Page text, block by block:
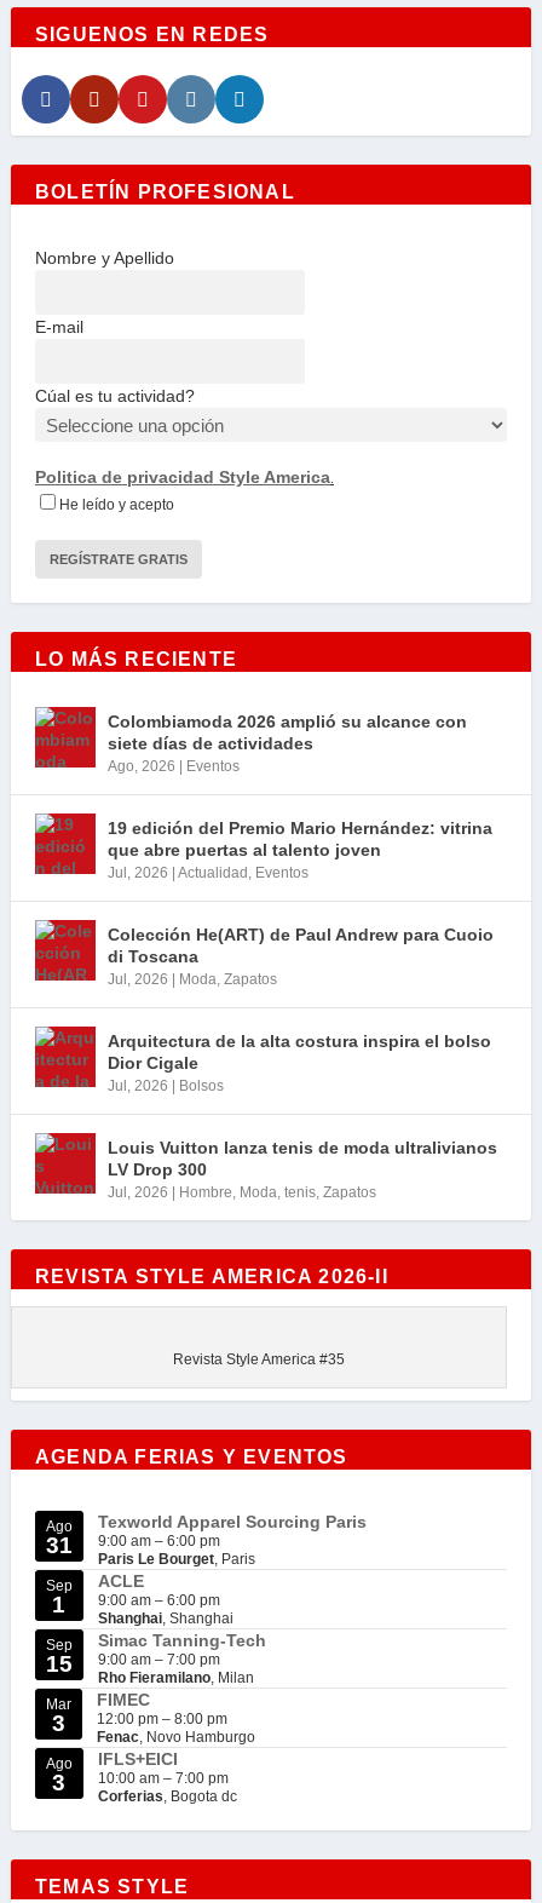
SIGUENOS EN REDES
BOLETÍN PROFESIONAL
Nombre y Apellido
E-mail
Cúal es tu actividad?
Politica de privacidad Style America.
He leído y acepto
LO MÁS RECIENTE
Colombiamoda 2026 amplió su alcance con
siete días de actividades
Ago, 2026 Eventos
19 edición del Premio Mario Hernández: vitrina
que abre puertas al talento joven
Jul, 2026 Actualidad , Eventos
Colección He(ART) de Paul Andrew para Cuoio
di Toscana
Jul, 2026 Moda, Zapatos
Arquitectura de la alta costura inspira el bolso
Dior Cigale
Jul, 2026 Bolsos
Louis Vuitton lanza tenis de moda ultralivianos
LV Drop 300
Jul, 2026 Hombre, Moda, tenis, Zapatos
REVISTA STYLE AMERICA 2026-II
Revista Style America #35
AGENDA FERIAS Y EVENTOS
Ago
31
Texworld Apparel Sourcing Paris
9:00 am – 6:00 pm
Paris Le Bourget, Paris
Sep
1
ACLE
9:00 am – 6:00 pm
Shanghai, Shanghai
Sep
15
Simac Tanning-Tech
9:00 am – 7:00 pm
Rho Fieramilano, Milan
Mar
3
FIMEC
12:00 pm – 8:00 pm
Fenac, Novo Hamburgo
Ago
3
IFLS+EICI
10:00 am – 7:00 pm
Corferias, Bogota dc
TEMAS STYLE